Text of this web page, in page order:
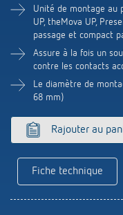
Aérez
de Theben
Régulation
Références
Application
Télérupteur
Historique
Unité de montage au
UP, theMova UP,
passage et compact
Assure à la fois un
contre les contacts
Le diamètre de
68 mm)
Rajouter au
Fiche technique